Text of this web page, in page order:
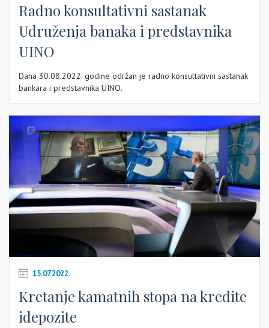
Radno konsultativni sastanak
Udruženja banaka i predstavnika
UINO
Dana 30.08.2022. godine održan je radno konsultativni sastanak
bankara i predstavnika UINO.
15.07.2022.
Kretanje kamatnih stopa na kredite
idepozite